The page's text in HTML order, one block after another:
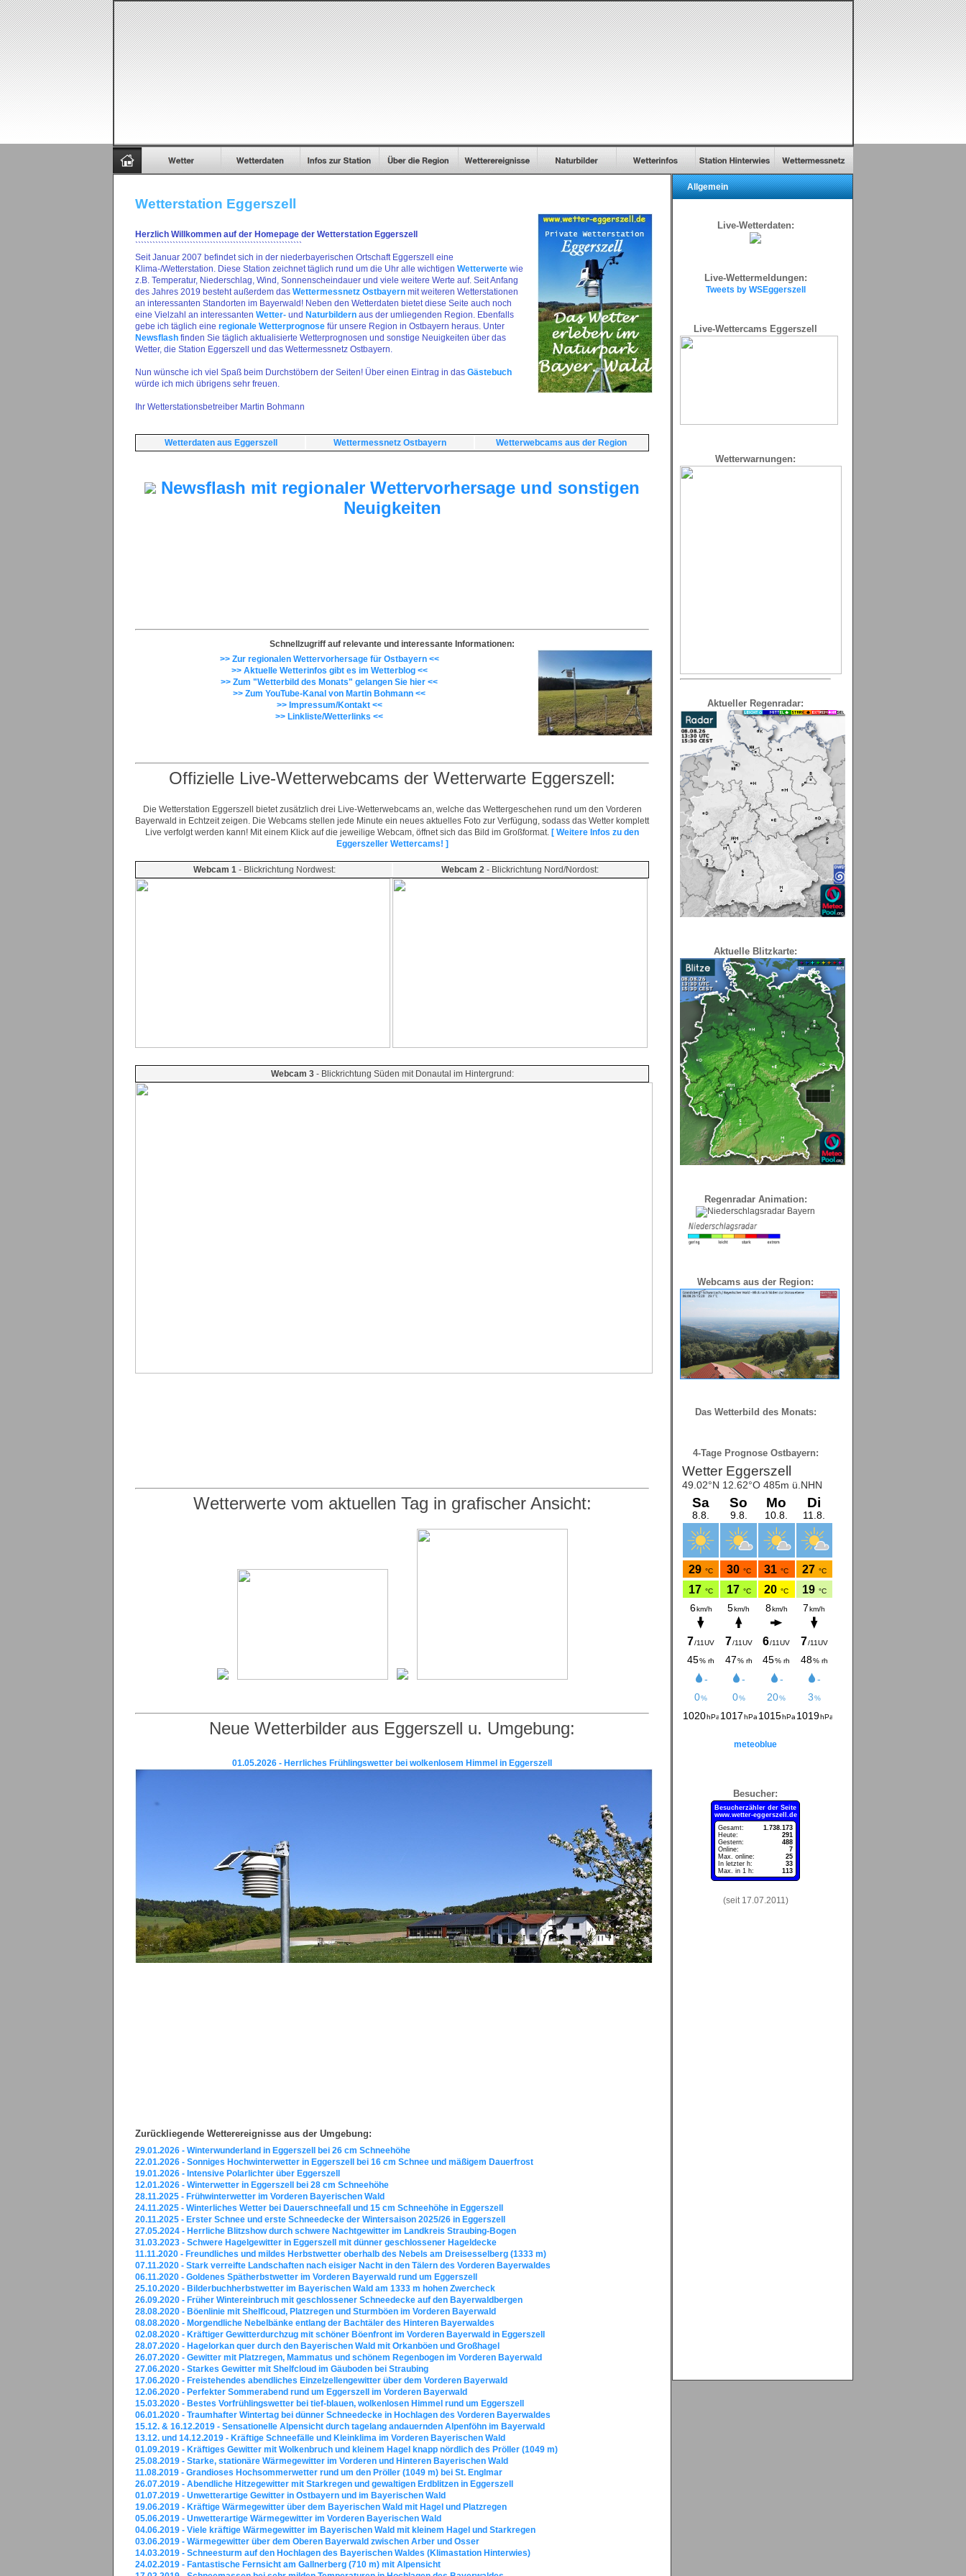
Wetterstation Eggerszell
Herzlich Willkommen auf der Homepage der Wetterstation Eggerszell
``````````````````````````````````````````````````````````
Seit Januar 2007 befindet sich in der niederbayerischen Ortschaft Eggerszell eine
Klima-/Wetterstation. Diese Station zeichnet täglich rund um die Uhr alle wichtigen Wetterwerte wie
z.B. Temperatur, Niederschlag, Wind, Sonnenscheindauer und viele weitere Werte auf. Seit Anfang
des Jahres 2019 besteht außerdem das Wettermessnetz Ostbayern mit weiteren Wetterstationen
an interessanten Standorten im Bayerwald! Neben den Wetterdaten bietet diese Seite auch noch
eine Vielzahl an interessanten Wetter- und Naturbildern aus der umliegenden Region. Ebenfalls
gebe ich täglich eine regionale Wetterprognose für unsere Region in Ostbayern heraus. Unter
Newsflash finden Sie täglich aktualisierte Wetterprognosen und sonstige Neuigkeiten über das
Wetter, die Station Eggerszell und das Wettermessnetz Ostbayern.
Nun wünsche ich viel Spaß beim Durchstöbern der Seiten! Über einen Eintrag in das Gästebuch
würde ich mich übrigens sehr freuen.
Ihr Wetterstationsbetreiber Martin Bohmann
Wetterdaten aus Eggerszell Wettermessnetz Ostbayern Wetterwebcams aus der Region
Newsflash mit regionaler Wettervorhersage und sonstigen
Neuigkeiten
Schnellzugriff auf relevante und interessante Informationen:
>> Zur regionalen Wettervorhersage für Ostbayern <<
>> Aktuelle Wetterinfos gibt es im Wetterblog <<
>> Zum "Wetterbild des Monats" gelangen Sie hier <<
>> Zum YouTube-Kanal von Martin Bohmann <<
>> Impressum/Kontakt <<
>> Linkliste/Wetterlinks <<
Offizielle Live-Wetterwebcams der Wetterwarte Eggerszell:
Die Wetterstation Eggerszell bietet zusätzlich drei Live-Wetterwebcams an, welche das Wettergeschehen rund um den Vorderen
Bayerwald in Echtzeit zeigen. Die Webcams stellen jede Minute ein neues aktuelles Foto zur Verfügung, sodass das Wetter komplett
Live verfolgt werden kann! Mit einem Klick auf die jeweilige Webcam, öffnet sich das Bild im Großformat. [ Weitere Infos zu den
Eggerszeller Wettercams! ]
Webcam 1 - Blickrichtung Nordwest: Webcam 2 - Blickrichtung Nord/Nordost:
Webcam 3- Blickrichtung Süden mit Donautal im Hintergrund:
Wetterwerte vom aktuellen Tag in grafischer Ansicht:
Neue Wetterbilder aus Eggerszell u. Umgebung:
01.05.2026 - Herrliches Frühlingswetter bei wolkenlosem Himmel in Eggerszell
Zurückliegende Wetterereignisse aus der Umgebung:
29.01.2026 - Winterwunderland in Eggerszell bei 26 cm Schneehöhe
22.01.2026 - Sonniges Hochwinterwetter in Eggerszell bei 16 cm Schnee und mäßigem Dauerfrost
19.01.2026 - Intensive Polarlichter über Eggerszell
12.01.2026 - Winterwetter in Eggerszell bei 28 cm Schneehöhe
28.11.2025 - Frühwinterwetter im Vorderen Bayerischen Wald
24.11.2025 - Winterliches Wetter bei Dauerschneefall und 15 cm Schneehöhe in Eggerszell
20.11.2025 - Erster Schnee und erste Schneedecke der Wintersaison 2025/26 in Eggerszell
27.05.2024 - Herrliche Blitzshow durch schwere Nachtgewitter im Landkreis Straubing-Bogen
31.03.2023 - Schwere Hagelgewitter in Eggerszell mit dünner geschlossener Hageldecke
11.11.2020 - Freundliches und mildes Herbstwetter oberhalb des Nebels am Dreisesselberg (1333 m)
07.11.2020 - Stark verreifte Landschaften nach eisiger Nacht in den Tälern des Vorderen Bayerwaldes
06.11.2020 - Goldenes Spätherbstwetter im Vorderen Bayerwald rund um Eggerszell
25.10.2020 - Bilderbuchherbstwetter im Bayerischen Wald am 1333 m hohen Zwercheck
26.09.2020 - Früher Wintereinbruch mit geschlossener Schneedecke auf den Bayerwaldbergen
28.08.2020 - Böenlinie mit Shelflcoud, Platzregen und Sturmböen im Vorderen Bayerwald
08.08.2020 - Morgendliche Nebelbänke entlang der Bachtäler des Hinteren Bayerwaldes
02.08.2020 - Kräftiger Gewitterdurchzug mit schöner Böenfront im Vorderen Bayerwald in Eggerszell
28.07.2020 - Hagelorkan quer durch den Bayerischen Wald mit Orkanböen und Großhagel
26.07.2020 - Gewitter mit Platzregen, Mammatus und schönem Regenbogen im Vorderen Bayerwald
27.06.2020 - Starkes Gewitter mit Shelfcloud im Gäuboden bei Straubing
17.06.2020 - Freistehendes abendliches Einzelzellengewitter über dem Vorderen Bayerwald
12.06.2020 - Perfekter Sommerabend rund um Eggerszell im Vorderen Bayerwald
15.03.2020 - Bestes Vorfrühlingswetter bei tief-blauen, wolkenlosen Himmel rund um Eggerszell
06.01.2020 - Traumhafter Wintertag bei dünner Schneedecke in Hochlagen des Vorderen Bayerwaldes
15.12. & 16.12.2019 - Sensationelle Alpensicht durch tagelang andauernden Alpenföhn im Bayerwald
13.12. und 14.12.2019 - Kräftige Schneefälle und Kleinklima im Vorderen Bayerischen Wald
01.09.2019 - Kräftiges Gewitter mit Wolkenbruch und kleinem Hagel knapp nördlich des Pröller (1049 m)
25.08.2019 - Starke, stationäre Wärmegewitter im Vorderen und Hinteren Bayerischen Wald
11.08.2019 - Grandioses Hochsommerwetter rund um den Pröller (1049 m) bei St. Englmar
26.07.2019 - Abendliche Hitzegewitter mit Starkregen und gewaltigen Erdblitzen in Eggerszell
01.07.2019 - Unwetterartige Gewitter in Ostbayern und im Bayerischen Wald
19.06.2019 - Kräftige Wärmegewitter über dem Bayerischen Wald mit Hagel und Platzregen
05.06.2019 - Unwetterartige Wärmegewitter im Vorderen Bayerischen Wald
04.06.2019 - Viele kräftige Wärmegewitter im Bayerischen Wald mit kleinem Hagel und Starkregen
03.06.2019 - Wärmegewitter über dem Oberen Bayerwald zwischen Arber und Osser
14.03.2019 - Schneesturm auf den Hochlagen des Bayerischen Waldes (Klimastation Hinterwies)
24.02.2019 - Fantastische Fernsicht am Gallnerberg (710 m) mit Alpensicht
Allgemein
Live-Wetterdaten:
Live-Wettermeldungen:
Tweets by WSEggerszell
Live-Wettercams Eggerszell
Wetterwarnungen:
Aktueller Regenradar:
Aktuelle Blitzkarte:
Regenradar Animation:
Webcams aus der Region:
Das Wetterbild des Monats:
4-Tage Prognose Ostbayern:
meteoblue
Besucher:
Besucherzähler der Seite
www.wetter-eggerszell.de
Gesamt:
1.738.173
Heute:
291
Gestern:
488
Online:
7
Max. online:
25
In letzter h:
33
Max. in 1 h:
113
(seit 17.07.2011)